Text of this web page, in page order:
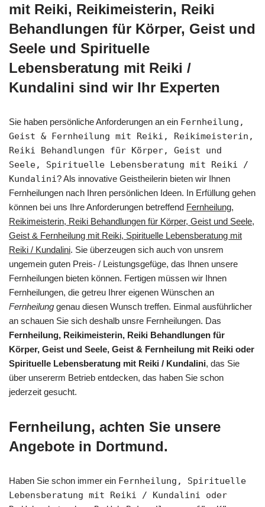
mit Reiki, Reikimeisterin, Reiki
Behandlungen für Körper, Geist und
Seele und Spirituelle
Lebensberatung mit Reiki /
Kundalini sind wir Ihr Experten
Sie haben persönliche Anforderungen an ein Fernheilung,
Geist & Fernheilung mit Reiki, Reikimeisterin,
Reiki Behandlungen für Körper, Geist und
Seele, Spirituelle Lebensberatung mit Reiki /
Kundalini? Als innovative Geistheilerin bieten wir Ihnen
Fernheilungen nach Ihren persönlichen Ideen. In Erfüllung gehen
können bei uns Ihre Anforderungen betreffend Fernheilung,
Reikimeisterin, Reiki Behandlungen für Körper, Geist und Seele,
Geist & Fernheilung mit Reiki, Spirituelle Lebensberatung mit
Reiki / Kundalini. Sie überzeugen sich auch von unsrem
ungemein guten Preis- / Leistungsgefüge, das Ihnen unsere
Fernheilungen bieten können. Fertigen müssen wir Ihnen
Fernheilungen, die getreu Ihrer eigenen Wünschen an
Fernheilung genau diesen Wunsch treffen. Einmal ausführlicher
an schauen Sie sich deshalb unsre Fernheilungen. Das
Fernheilung, Reikimeisterin, Reiki Behandlungen für
Körper, Geist und Seele, Geist & Fernheilung mit Reiki oder
Spirituelle Lebensberatung mit Reiki / Kundalini, das Sie
über unsererm Betrieb entdecken, das haben Sie schon
jederzeit gesucht.
Fernheilung, achten Sie unsere
Angebote in Dortmund.
Haben Sie schon immer ein Fernheilung, Spirituelle
Lebensberatung mit Reiki / Kundalini oder